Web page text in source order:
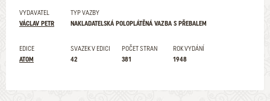
VYDAVATEL
VÁCLAV PETR
TYP VAZBY
NAKLADATELSKÁ POLOPLÁTĚNÁ VAZBA S PŘEBALEM
EDICE
ATOM
SVAZEK V EDICI
42
POČET STRAN
381
ROK VYDÁNÍ
1948